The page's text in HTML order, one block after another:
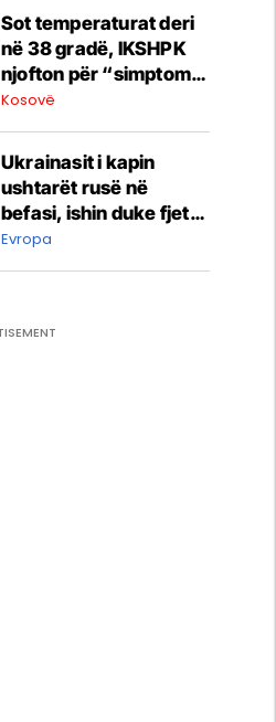
evropiane
Sot temperaturat deri
në 38 gradë, IKSHPK
njofton për “simptomat
e nxehtësisë”
Kosovë
Ukrainasit i kapin
ushtarët rusë në
befasi, ishin duke fjetur
në strehimoret e
Evropa